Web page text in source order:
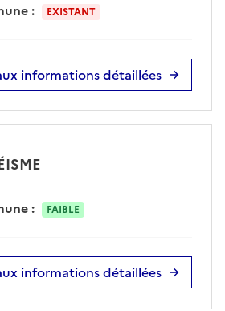
: EXISTANT
informations détaillées
: FAIBLE
informations détaillées